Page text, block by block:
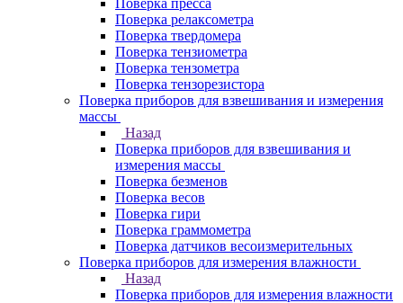
Поверка пресса
Поверка релаксометра
Поверка твердомера
Поверка тензиометра
Поверка тензометра
Поверка тензорезистора
Поверка приборов для взвешивания и измерения
массы
Назад
Поверка приборов для взвешивания и
измерения массы
Поверка безменов
Поверка весов
Поверка гири
Поверка граммометра
Поверка датчиков весоизмерительных
Поверка приборов для измерения влажности
Назад
Поверка приборов для измерения влажности